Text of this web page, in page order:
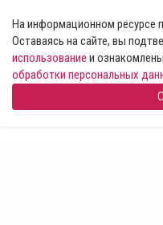
На информационном ресурсе
Оставаясь на сайте, вы
использование и
обработки персональных